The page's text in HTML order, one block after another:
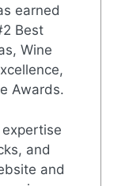
earned
Best
Wine
Awards.
and
and